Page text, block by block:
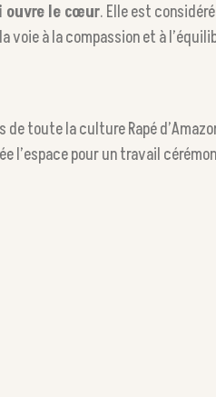
ouvre le cœur. Elle est
à la compassion et à
toute la culture Rapé
pour un travail